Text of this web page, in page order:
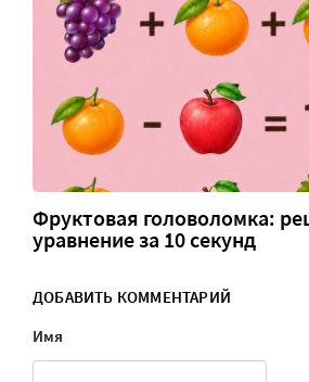
Фруктовая головоломка:
уравнение за 10 секунд
ДОБАВИТЬ КОММЕНТАРИЙ
Имя